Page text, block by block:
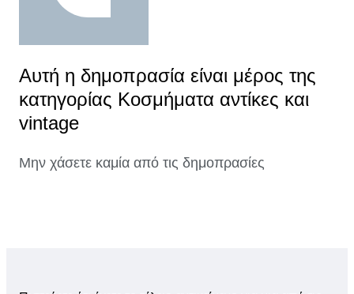
Αυτή η δημοπρασία είναι μέρος της
κατηγορίας Κοσμήματα αντίκες και
vintage
Μην χάσετε καμία από τις δημοπρασίες